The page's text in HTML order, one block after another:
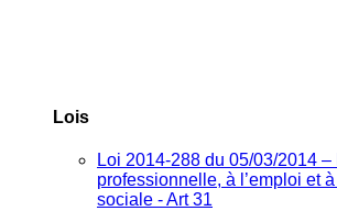
Lois
Loi 2014-288 du 05/03/2014 –
professionnelle, à l’emploi et
sociale - Art 31